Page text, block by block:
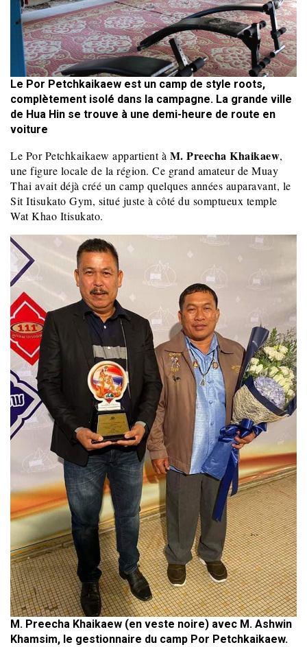
Le Por Petchkaikaew est un camp de style roots,
complètement isolé dans la campagne. La grande ville
de Hua Hin se trouve à une demi-heure de route en
voiture
Le Por Petchkaikaew appartient à M. Preecha Khaikaew,
une figure locale de la région. Ce grand amateur de Muay
Thai avait déjà créé un camp quelques années auparavant, le
Sit Itisukato Gym, situé juste à côté du somptueux temple
Wat Khao Itisukato.
M. Preecha Khaikaew (en veste noire) avec M. Ashwin
Khamsim, le gestionnaire du camp Por Petchkaikaew.